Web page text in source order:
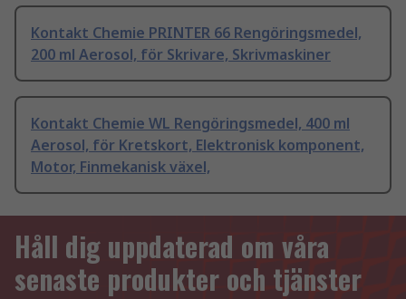
Kontakt Chemie PRINTER 66 Rengöringsmedel,
200 ml Aerosol, för Skrivare, Skrivmaskiner
Kontakt Chemie WL Rengöringsmedel, 400 ml
Aerosol, för Kretskort, Elektronisk komponent,
Motor, Finmekanisk växel,
Håll dig uppdaterad om våra
senaste produkter och tjänster